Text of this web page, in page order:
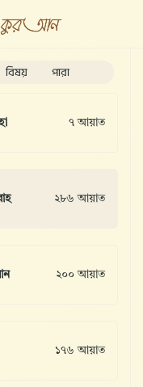
বিষয় পারা
৭ আয়াত
২৮৬ আয়াত
২০০ আয়াত
১৭৬ আয়াত